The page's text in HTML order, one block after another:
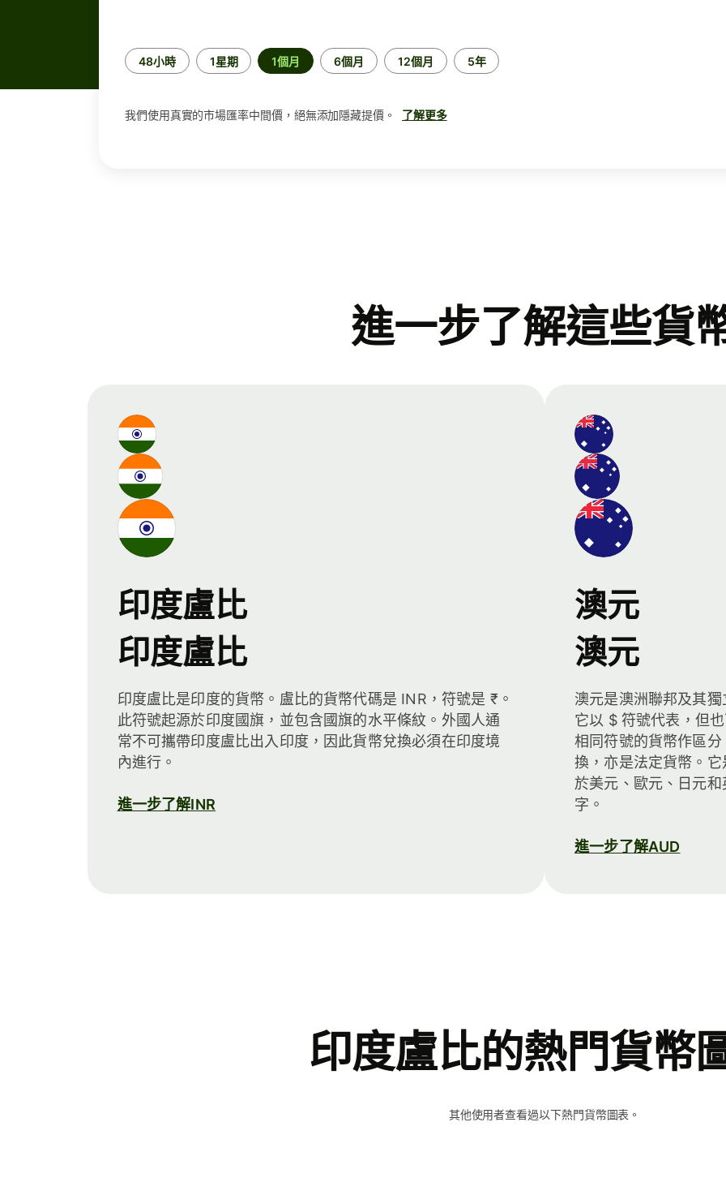
時
段
48小時 1星期 1個月 6個月 12個月 5年
我們使用真實的市場匯率中間價，絕無添加隱藏提價。 了解更多
進一步了解這些貨
印度盧比
印度盧比
印度盧比是印度的貨幣。盧比的貨幣代碼是 INR，符號是 ₹。
此符號起源於印度國旗，並包含國旗的水平條紋。外國人通
常不可攜帶印度盧比出入印度，因此貨幣兌換必須在印度境
內進行。
進一步了解INR
澳元
澳元
澳元是澳洲聯邦及其
它以 $ 符號代表，但
相同符號的貨幣作區
換，亦是法定貨幣。
於美元、歐元、日元
字。
進一步了解AUD
印度盧比的熱門貨幣
其他使用者查看過以下熱門貨幣圖表。